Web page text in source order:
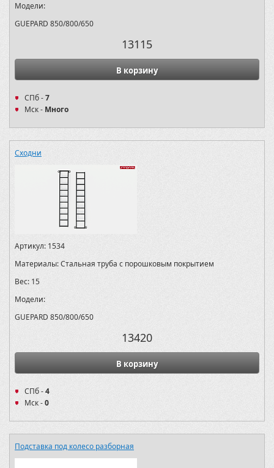
Модели:
GUEPARD 850/800/650
13115
В корзину
СПб -7
Мск - Много
Сходни
Артикул: 1534
Материалы:Стальная труба с порошковым покрытием
Вес: 15
Модели:
GUEPARD 850/800/650
13420
В корзину
СПб -4
Мск -0
Подставка под колесо разборная